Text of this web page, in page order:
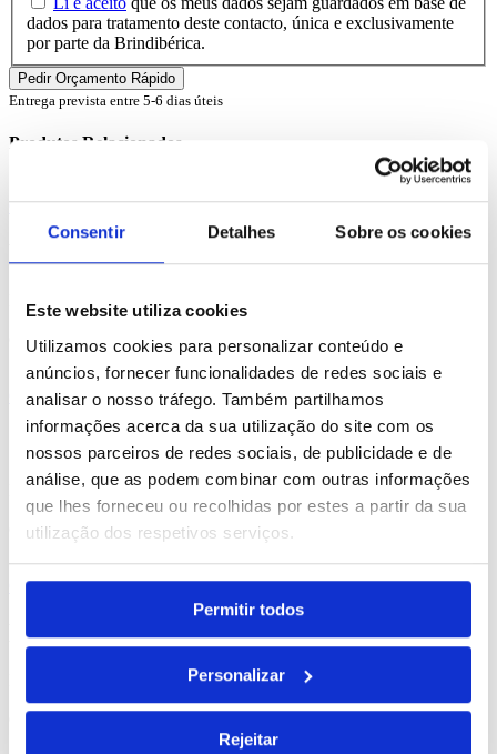
Consentir Detalhes Sobre os cookies
Este website utiliza cookies
Utilizamos cookies para personalizar conteúdo e
anúncios, fornecer funcionalidades de redes sociais e
analisar o nosso tráfego. Também partilhamos
informações acerca da sua utilização do site com os
nossos parceiros de redes sociais, de publicidade e de
análise, que as podem combinar com outras informações
que lhes forneceu ou recolhidas por estes a partir da sua
utilização dos respetivos serviços.
Permitir todos
Personalizar
Rejeitar
dados para tratamento deste contacto, única e exclusivamente
por parte da Brindibérica.
Entrega prevista entre 5-6 dias úteis
Produtos Relacionados
Comprar
REF. BI-PS-99078
desde 13.93
Comprar
Smooth
REF. BI-PS-99044
desde 27.01€
Comprar
Dario
desde 0.52€